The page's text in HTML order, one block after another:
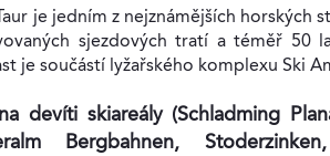
je jedním z nejznámějších horských
sjezdových tratí a téměř 50
je součástí lyžařského komplexu Ski
devíti skiareály (Schladming
Bergbahnen,